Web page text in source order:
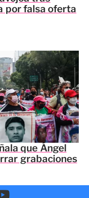
por falsa oferta
que Ángel
grabaciones